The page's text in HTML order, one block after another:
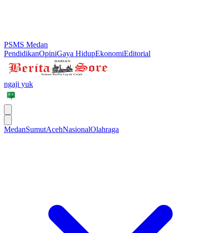
PSMS Medan
PendidikanOpiniGaya HidupEkonomiEditorial
ngaji yuk
MedanSumutAcehNasionalOlahraga